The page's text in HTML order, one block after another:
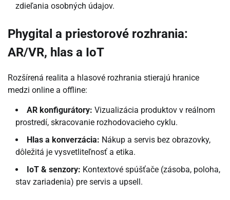
zdieľania osobných údajov.
Phygital a priestorové rozhrania:
AR/VR, hlas a IoT
Rozšírená realita a hlasové rozhrania stierajú hranice
medzi online a offline:
AR konfigurátory: Vizualizácia produktov v reálnom
prostredí, skracovanie rozhodovacieho cyklu.
Hlas a konverzácia: Nákup a servis bez obrazovky,
dôležitá je vysvetliteľnosť a etika.
IoT & senzory: Kontextové spúšťače (zásoba, poloha,
stav zariadenia) pre servis a upsell.